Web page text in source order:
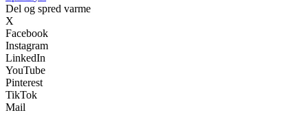
Del og spred varme
X
Facebook
Instagram
LinkedIn
YouTube
Pinterest
TikTok
Mail